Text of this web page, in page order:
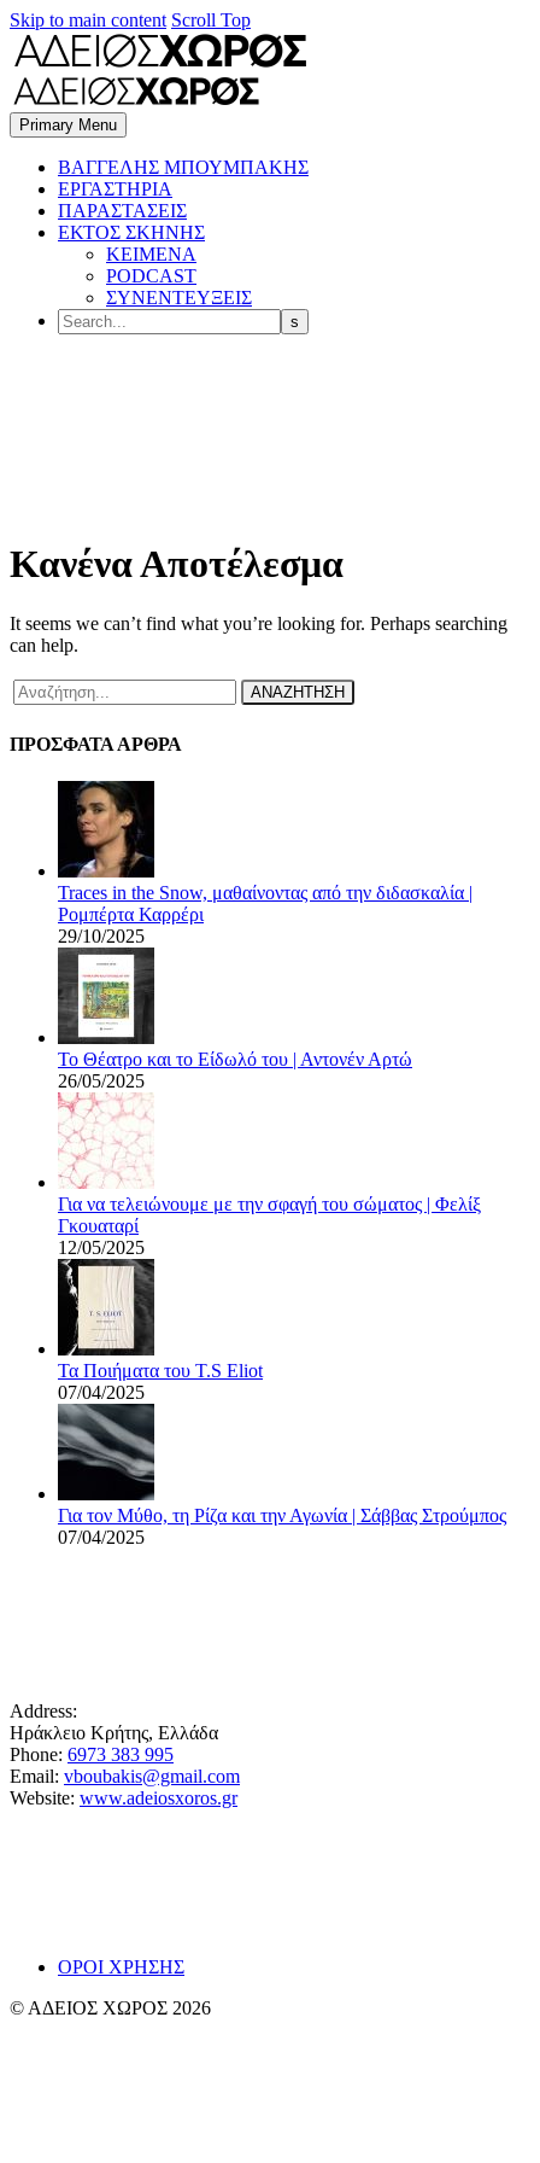
Skip to main content Scroll Top
Primary Menu
BΑΓΓΕΛΗΣ ΜΠΟΥΜΠΑΚΗΣ
ΕΡΓΑΣΤΗΡΙΑ
ΠΑΡΑΣΤΑΣΕΙΣ
ΕΚΤΟΣ ΣΚΗΝΗΣ
ΚΕΙΜΕΝΑ
PODCAST
ΣΥΝΕΝΤΕΥΞΕΙΣ
Κανένα Αποτέλεσμα
It seems we can’t find what you’re looking for. Perhaps searching
can help.
ΑΝΑΖΗΤΗΣΗ
ΠΡΟΣΦΑΤΑ ΑΡΘΡΑ
Traces in the Snow, μαθαίνοντας από την διδασκαλία |
Ρομπέρτα Καρρέρι
29/10/2025
Το Θέατρο και το Είδωλό του | Αντονέν Αρτώ
26/05/2025
Για να τελειώνουμε με την σφαγή του σώματος | Φελίξ
Γκουαταρί
12/05/2025
Τα Ποιήματα του T.S Eliot
07/04/2025
Για τον Μύθο, τη Ρίζα και την Αγωνία | Σάββας Στρούμπος
07/04/2025
Address:
Ηράκλειο Κρήτης, Ελλάδα
Phone: 6973 383 995
Email: vboubakis@gmail.com
Website: www.adeiosxoros.gr
ΟΡΟΙ ΧΡΗΣΗΣ
© ΑΔΕΙΟΣ ΧΩΡΟΣ 2026